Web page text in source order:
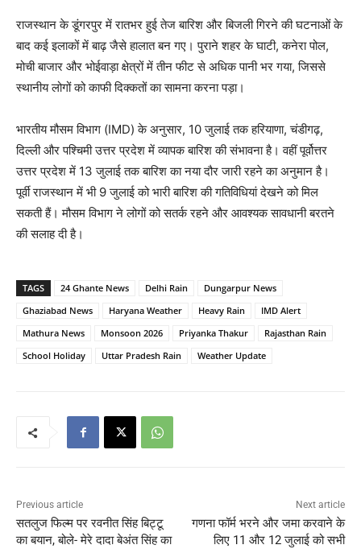
राजस्थान के डूंगरपुर में रातभर हुई तेज बारिश और बिजली गिरने की घटनाओं के
बाद कई इलाकों में बाढ़ जैसे हालात बन गए। पुराने शहर के घाटी, कनेरा पोल,
मोची बाजार और भोईवाड़ा क्षेत्रों में तीन फीट से अधिक पानी भर गया, जिससे
स्थानीय लोगों को काफी दिक्कतों का सामना करना पड़ा।
भारतीय मौसम विभाग (IMD) के अनुसार, 10 जुलाई तक हरियाणा, चंडीगढ़,
दिल्ली और पश्चिमी उत्तर प्रदेश में व्यापक बारिश की संभावना है। वहीं पूर्वोत्तर
उत्तर प्रदेश में 13 जुलाई तक बारिश का नया दौर जारी रहने का अनुमान है।
पूर्वी राजस्थान में भी 9 जुलाई को भारी बारिश की गतिविधियां देखने को मिल
सकती हैं। मौसम विभाग ने लोगों को सतर्क रहने और आवश्यक सावधानी बरतने
की सलाह दी है।
TAGS 24 Ghante News Delhi Rain
Dungarpur News
Ghaziabad News
Haryana Weather Heavy Rain
IMD Alert
Mathura News
Monsoon 2026 Priyanka Thakur
Rajasthan Rain
School Holiday
Uttar Pradesh Rain Weather Update
Previous article
सतलुज फिल्म पर रवनीत सिंह बिट्टू
का बयान, बोले- मेरे दादा बेअंत सिंह का
Next article
गणना फॉर्म भरने और जमा करवाने के
लिए 11 और 12 जुलाई को सभी